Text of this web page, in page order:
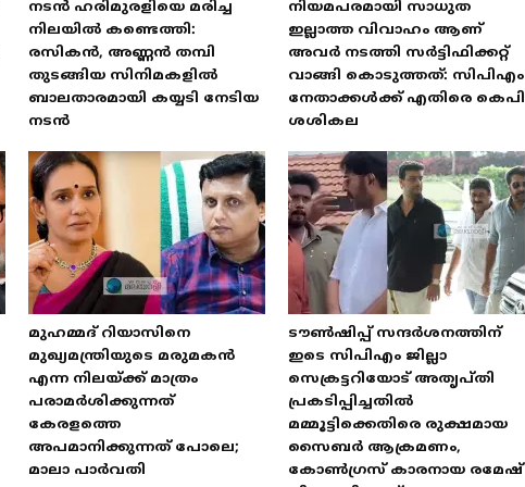
നടൻ ഹരിമുരളിയെ മരിച്ച
നിലയിൽ കണ്ടെത്തി:
രസികൻ, അണ്ണൻ തമ്പി
തുടങ്ങിയ സിനിമകളിൽ
ബാലതാരമായി കയ്യടി നേടിയ
നടൻ
നിയമപരമായി സാധുത
ഇല്ലാത്ത വിവാഹം ആണ്
അവർ നടത്തി സർട്ടിഫിക്കറ്റ്
വാങ്ങി കൊടുത്തത്: സിപിഎം
നേതാക്കൾക്ക് എതിരെ കെപി
ശശികല
മുഹമ്മദ് റിയാസിനെ
മുഖ്യമന്ത്രിയുടെ മരുമകൻ
എന്ന നിലയ്ക്ക് മാത്രം
പരാമർശിക്കുന്നത്
കേരളത്തെ
അപമാനിക്കുന്നത് പോലെ;
മാലാ പാർവതി
ടൗൺഷിപ്പ് സന്ദർശനത്തിന്
ഇടെ സിപിഎം ജില്ലാ
സെക്രട്ടറിയോട് അതൃപ്തി
പ്രകടിപ്പിച്ചതിൽ
മമ്മൂട്ടിക്കെതിരെ രുക്ഷമായ
സൈബർ ആക്രമണം,
കോൺഗ്രസ് കാരനായ രമേഷ്